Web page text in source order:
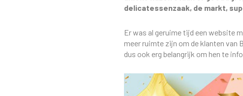
delicatessenzaak, de markt,
Er was al geruime tijd een website
meer ruimte zijn om de klanten van
dus ook erg belangrijk om hen te